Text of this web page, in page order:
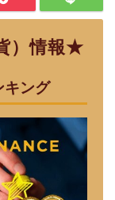
）情報★
キング